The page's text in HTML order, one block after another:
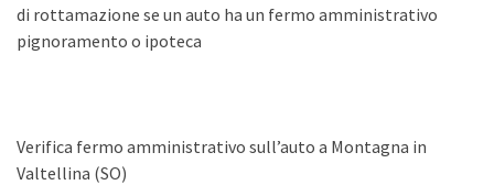
di rottamazione se un auto ha un fermo amministrativo
pignoramento o ipoteca
Verifica fermo amministrativo sull’auto a Montagna in
Valtellina (SO)